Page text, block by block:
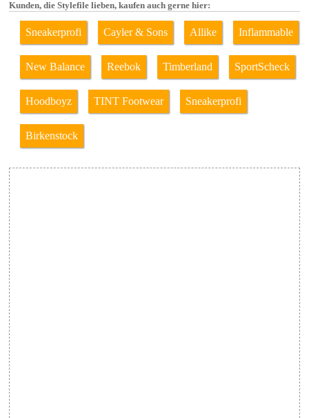
Kunden, die Stylefile lieben, kaufen auch gerne hier:
Sneakerprofi Cayler & Sons Allike Inflammable
New Balance Reebok Timberland SportScheck
Hoodboyz TINT Footwear Sneakerprofi
Birkenstock